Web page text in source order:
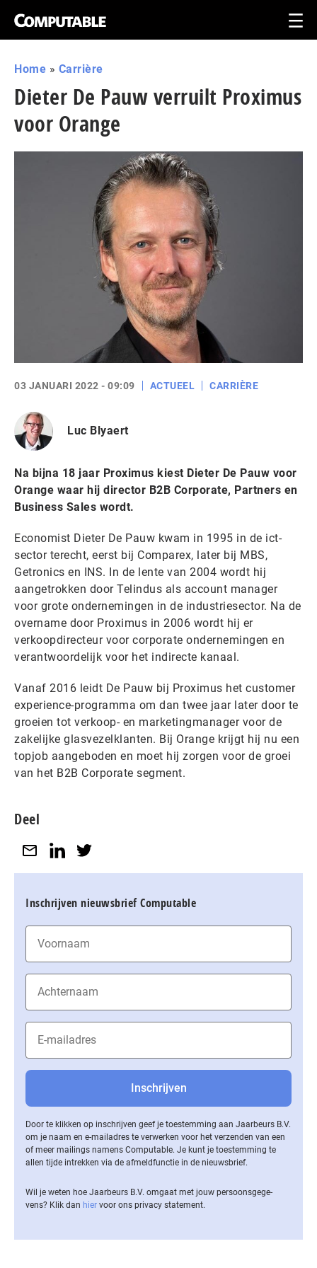
Home » Carrière
Dieter De Pauw verruilt Proximus
voor Orange
03 JANUARI 2022 - 09:09 ACTUEEL CARRIÈRE
Luc Blyaert
Na bijna 18 jaar Proximus kiest Dieter De Pauw voor
Orange waar hij director B2B Corporate, Partners en
Business Sales wordt.
Economist Dieter De Pauw kwam in 1995 in de ict-
sector terecht, eerst bij Comparex, later bij MBS,
Getronics en INS. In de lente van 2004 wordt hij
aangetrokken door Telindus als account manager
voor grote ondernemingen in de industriesector. Na de
overname door Proximus in 2006 wordt hij er
verkoopdirecteur voor corporate ondernemingen en
verantwoordelijk voor het indirecte kanaal.
Vanaf 2016 leidt De Pauw bij Proximus het customer
experience-programma om dan twee jaar later door te
groeien tot verkoop- en marketingmanager voor de
zakelijke glasvezelklanten. Bij Orange krijgt hij nu een
topjob aangeboden en moet hij zorgen voor de groei
van het B2B Corporate segment.
Deel
Inschrijven nieuwsbrief Computable
Door te klikken op inschrijven geef je toestemming aan Jaarbeurs B.V.
om je naam en e-mailadres te verwerken voor het verzenden van een
of meer mailings namens Computable. Je kunt je toestemming te
allen tijde intrekken via de af­meld­func­tie in de nieuwsbrief.
Wil je weten hoe Jaarbeurs B.V. omgaat met jouw per­soons­ge­ge­
vens? Klik dan hier voor ons privacy statement.